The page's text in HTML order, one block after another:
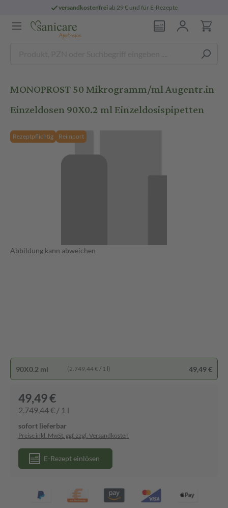
versandkostenfreiab 29 € und für E-Rezepte
MONOPROST 50 Mikrogramm/ml Augentr.in
Einzeldosen 90X0.2 ml Einzeldosispipetten
Rezeptpflichtig Reimport
Abbildung kann abweichen
90X0.2 ml (2.749,44 € / 1 l) 49,49 €
49,49 €
2.749,44 € / 1 l
sofort lieferbar
Preise inkl. MwSt. ggf. zzgl. Versandkosten
E-Rezept einlösen